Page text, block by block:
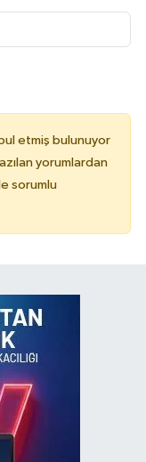
etmiş bulunuyor
yorumlardan
sorumlu